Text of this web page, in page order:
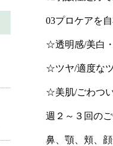
03プロケアを
☆透明感/美白
☆ツヤ/適度な
☆美肌/ごわつ
週２～３回の
鼻、顎、頬、